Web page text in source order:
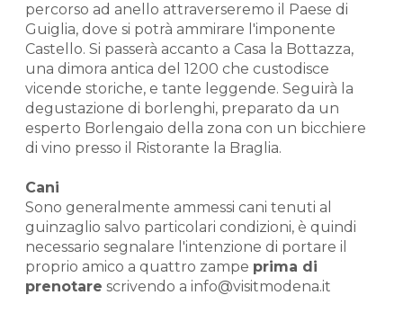
percorso ad anello attraverseremo il Paese di
Guiglia, dove si potrà ammirare l'imponente
Castello. Si passerà accanto a Casa la Bottazza,
una dimora antica del 1200 che custodisce
vicende storiche, e tante leggende. Seguirà la
degustazione di borlenghi, preparato da un
esperto Borlengaio della zona con un bicchiere
di vino presso il Ristorante la Braglia.
Cani
Sono generalmente ammessi cani tenuti al
guinzaglio salvo particolari condizioni, è quindi
necessario segnalare l'intenzione di portare il
proprio amico a quattro zampe prima di
prenotare scrivendo a info@visitmodena.it